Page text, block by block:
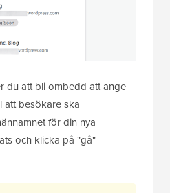
du att bli ombedd att ange
besökare ska
för din nya
och klicka på "gå"-